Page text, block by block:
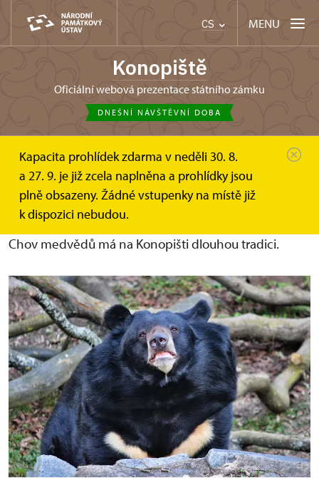
CS MENU
Konopiště
oficiální webová prezentace státního zámku
DNEŠNÍ NÁVŠTĚVNÍ DOBA
Kapacita prohlídek zdarma v neděli 30. 8.
a 27. 9. je již zcela naplněna a prohlídky jsou
plně obsazeny. Žádné vstupenky na místě již
k dispozici nebudou.
Konopiště O zámku Medvědín
Medvědín
Chov medvědů má na Konopišti dlouhou tradici.